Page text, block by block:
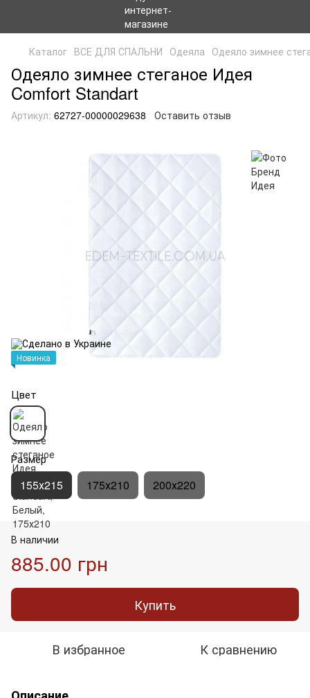
Каталог ВСЕ ДЛЯ СПАЛЬНИ Одеяла Одеяло зимнее
Одеяло зимнее стеганое Идея
Comfort Standart
Артикул: 62727-00000029638 Оставить отзыв
Новинка
Цвет
Размер
155х215 175х210 200х220
В наличии
885.00 грн
Купить
В избранное К сравнению